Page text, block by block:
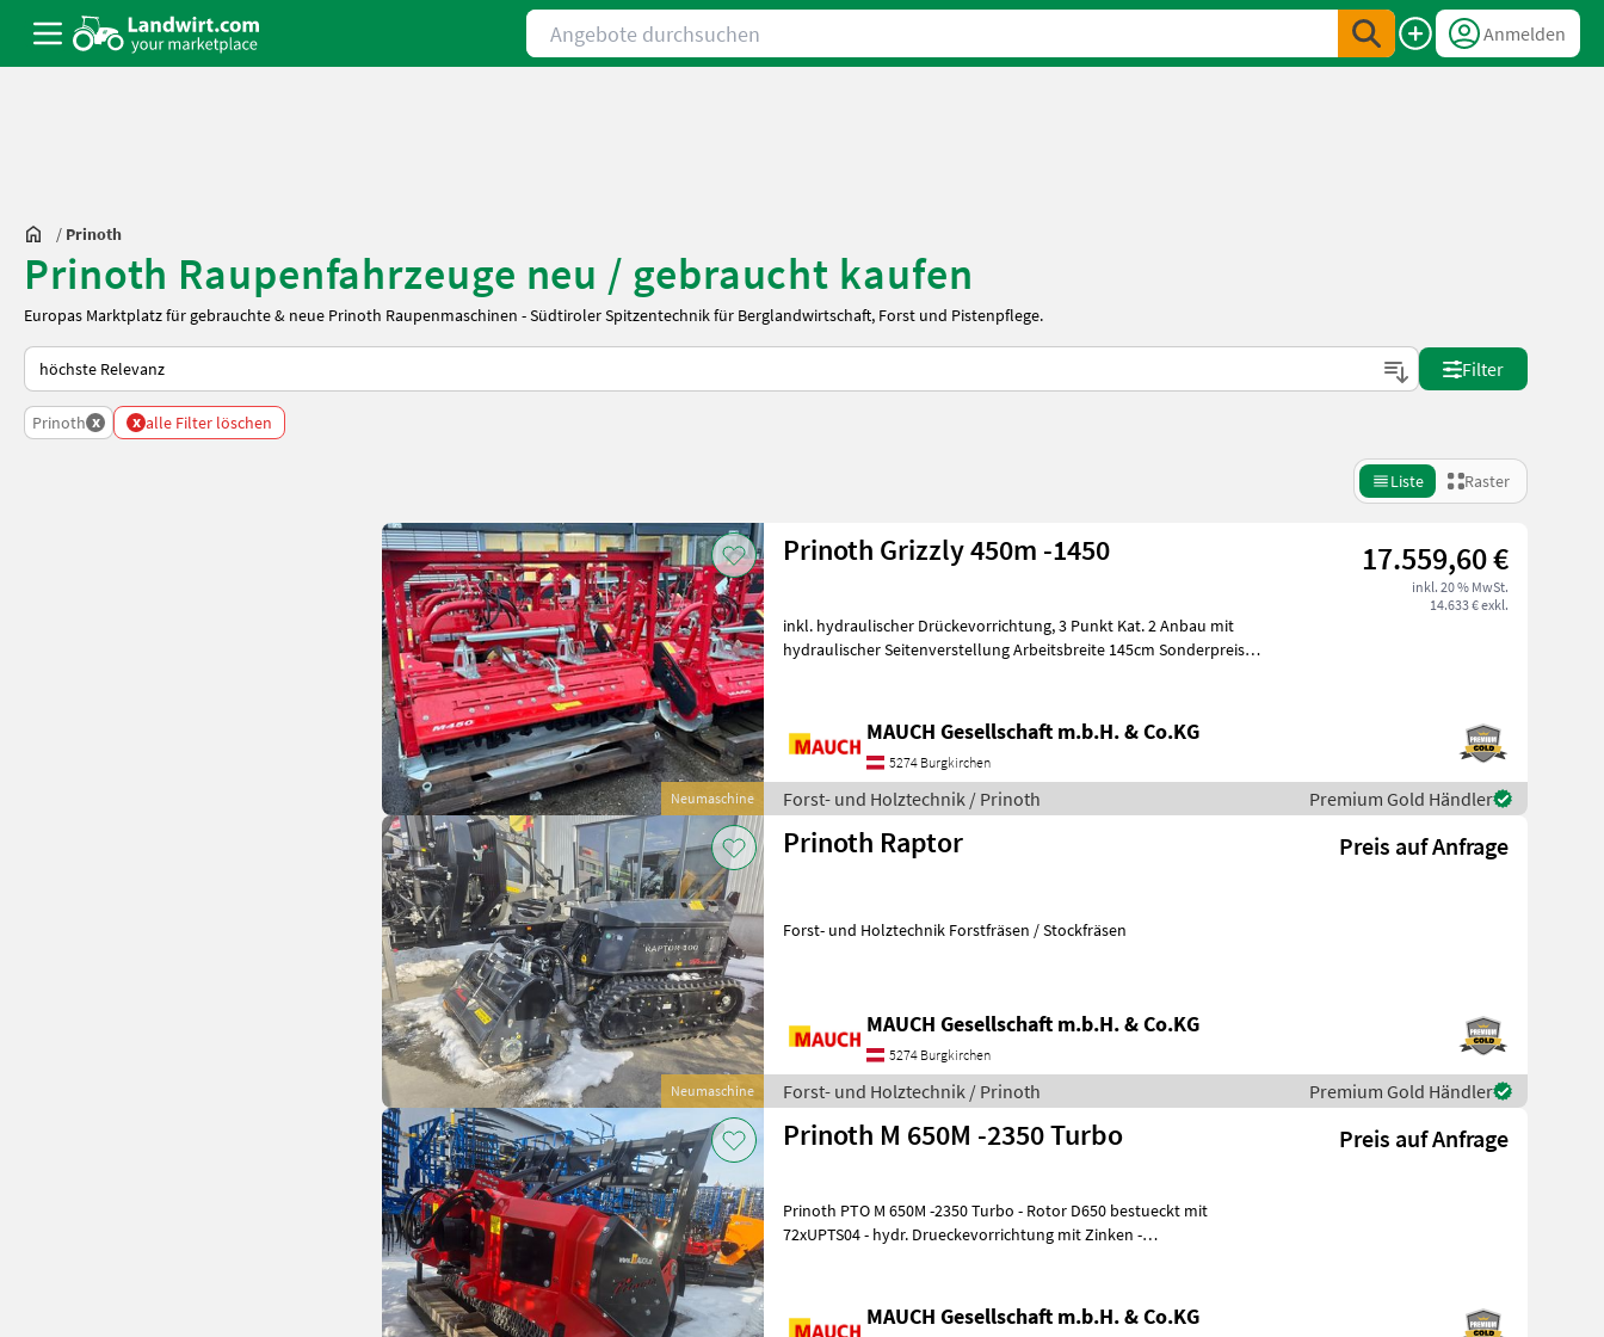
Angebote durchsuchen
Anmelden
/ Prinoth
Prinoth Raupenfahrzeuge neu / gebraucht kaufen
Europas Marktplatz für gebrauchte & neue Prinoth Raupenmaschinen - Südtiroler Spitzentechnik für Berglandwirtschaft, Forst und Pistenpflege.
So wird auf Landwirt.com sortiert
Filter
Prinoth x x alle Filter löschen
Liste Raster
Neumaschine
Prinoth Grizzly 450m -1450 17.559,60 €
inkl. 20 % MwSt.
14.633 € exkl.
inkl. hydraulischer Drückevorrichtung, 3 Punkt Kat. 2 Anbau mit
hydraulischer Seitenverstellung Arbeitsbreite 145cm Sonderpreis
MAUCH Gesellschaft m.b.H. & Co.KG
5274 Burgkirchen
Forst- und Holztechnik / Prinoth Premium Gold Händler
Neumaschine
Prinoth Raptor Preis auf Anfrage
Forst- und Holztechnik Forstfräsen / Stockfräsen
MAUCH Gesellschaft m.b.H. & Co.KG
5274 Burgkirchen
Forst- und Holztechnik / Prinoth Premium Gold Händler
Prinoth M 650M -2350 Turbo Preis auf Anfrage
Prinoth PTO M 650M -2350 Turbo - Rotor D650 bestueckt mit
72xUPTS04 - hydr. Drueckevorrichtung mit Zinken -
MAUCH Gesellschaft m.b.H. & Co.KG